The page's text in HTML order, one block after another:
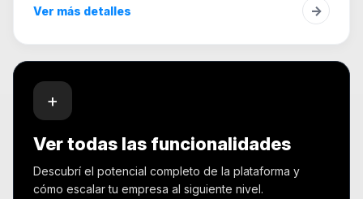
Ver más detalles →
+
Ver todas las funcionalidades
Descubrí el potencial completo de la plataforma y
cómo escalar tu empresa al siguiente nivel.